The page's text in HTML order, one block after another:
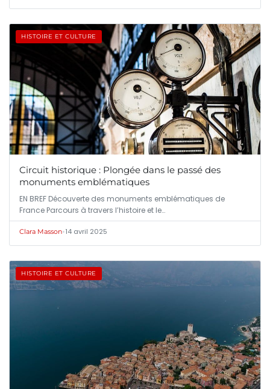
HISTOIRE ET CULTURE
Circuit historique : Plongée dans le passé des
monuments emblématiques
EN BREF Découverte des monuments emblématiques de
France Parcours à travers l’histoire et le…
Clara Masson•14 avril 2025
HISTOIRE ET CULTURE